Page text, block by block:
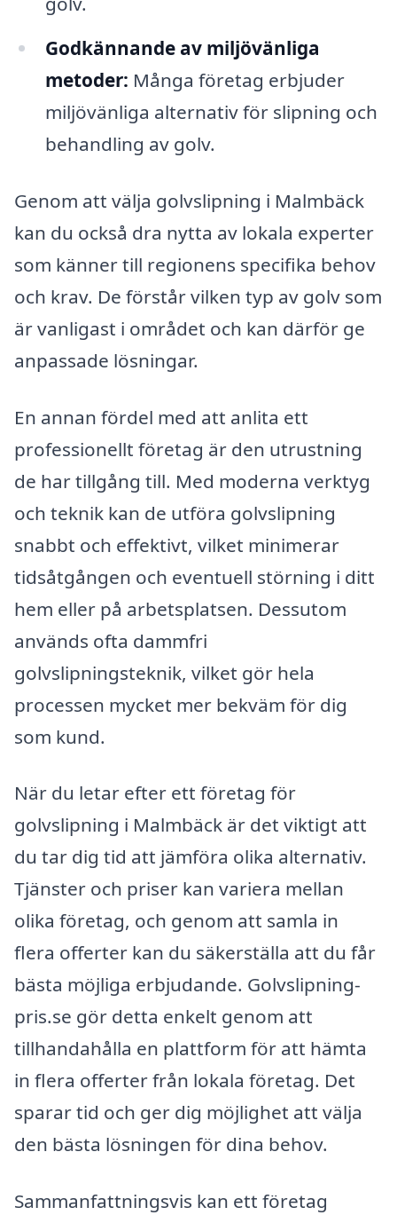
Godkännande av miljövänliga
metoder: Många företag erbjuder
miljövänliga alternativ för slipning och
behandling av golv.
Genom att välja golvslipning i Malmbäck
kan du också dra nytta av lokala experter
som känner till regionens specifika behov
och krav. De förstår vilken typ av golv som
är vanligast i området och kan därför ge
anpassade lösningar.
En annan fördel med att anlita ett
professionellt företag är den utrustning
de har tillgång till. Med moderna verktyg
och teknik kan de utföra golvslipning
snabbt och effektivt, vilket minimerar
tidsåtgången och eventuell störning i ditt
hem eller på arbetsplatsen. Dessutom
används ofta dammfri
golvslipningsteknik, vilket gör hela
processen mycket mer bekväm för dig
som kund.
När du letar efter ett företag för
golvslipning i Malmbäck är det viktigt att
du tar dig tid att jämföra olika alternativ.
Tjänster och priser kan variera mellan
olika företag, och genom att samla in
flera offerter kan du säkerställa att du får
bästa möjliga erbjudande. Golvslipning-
pris.se gör detta enkelt genom att
tillhandahålla en plattform för att hämta
in flera offerter från lokala företag. Det
sparar tid och ger dig möjlighet att välja
den bästa lösningen för dina behov.
Sammanfattningsvis kan ett företag